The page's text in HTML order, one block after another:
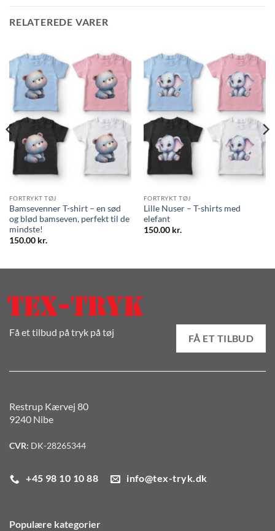
RELATEREDE VARER
FORTRYKT TØJ
Bamsevenner T-shirt – en sød
og blød bamseven, perfekt til de
mindste!
150.00 kr.
FORTRYKT TØJ
Lille Nuser – T-shirts med
elefant
150.00 kr.
Få et tilbud på tryk på tøj
FÅ ET TILBUD
Restrup Kærvej 80
9240 Nibe
CVR: DK-28265344
+45 98 10 10 88 info@tex-tryk.dk
Populære kategorier